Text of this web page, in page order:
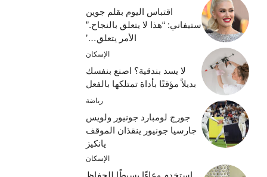
اقتباس اليوم بقلم جوين
ستيفاني: “هذا لا يتعلق بالنجاح.”
الأمر يتعلق…’
الإسكان
لا يسد بندقية؟ اصنع بنفسك
بديلاً مؤقتًا بأداة تمتلكها بالفعل
رياضة
جورج لومبارد جونيور ولويس
جارسيا جونيور ينقذان الموقف
يانكيز
الإسكان
استخدم وعاءًا بسيطًا للحفاظ